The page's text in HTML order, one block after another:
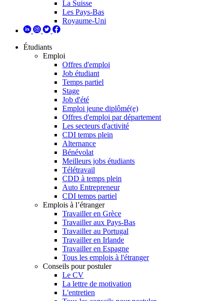
La Suisse
Les Pays-Bas
Royaume-Uni
Étudiants
Emploi
Offres d'emploi
Job étudiant
Temps partiel
Stage
Job d'été
Emploi jeune diplômé(e)
Offres d'emploi par département
Les secteurs d'activité
CDI temps plein
Alternance
Bénévolat
Meilleurs jobs étudiants
Télétravail
CDD à temps plein
Auto Entrepreneur
CDI temps partiel
Emplois à l’étranger
Travailler en Grèce
Travailler aux Pays-Bas
Travailler au Portugal
Travailler en Irlande
Travailler en Espagne
Tous les emplois à l'étranger
Conseils pour postuler
Le CV
La lettre de motivation
L'entretien